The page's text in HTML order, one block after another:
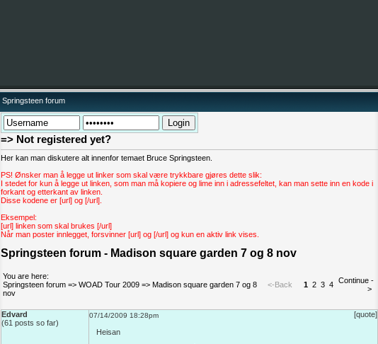
Springsteen forum
=> Not registered yet?
Her kan man diskutere alt innenfor temaet Bruce Springsteen.
PS! Ønsker man å legge ut linker som skal være trykkbare gjøres dette slik:
I stedet for kun å legge ut linken, som man må kopiere og lime inn i adressefeltet, kan man sette inn en kode i
forkant og etterkant av linken.
Disse kodene er [url] og [/url].
Eksempel:
[url] linken som skal brukes [/url]
Når man poster innlegget, forsvinner [url] og [/url] og kun en aktiv link vises.
Springsteen forum - Madison square garden 7 og 8 nov
You are here:
Springsteen forum => WOAD Tour 2009 => Madison square garden 7 og 8
nov
<-Back 1 2 3 4 Continue -
>
Edvard
(61 posts so far)
07/14/2009 18:28pm [quote]
Heisan